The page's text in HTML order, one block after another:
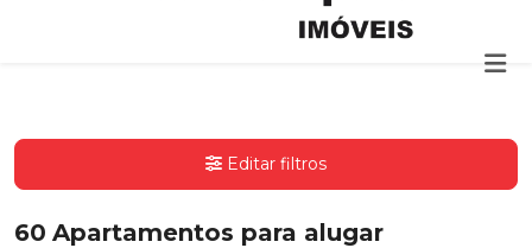
Editar filtros
60 Apartamentos para alugar